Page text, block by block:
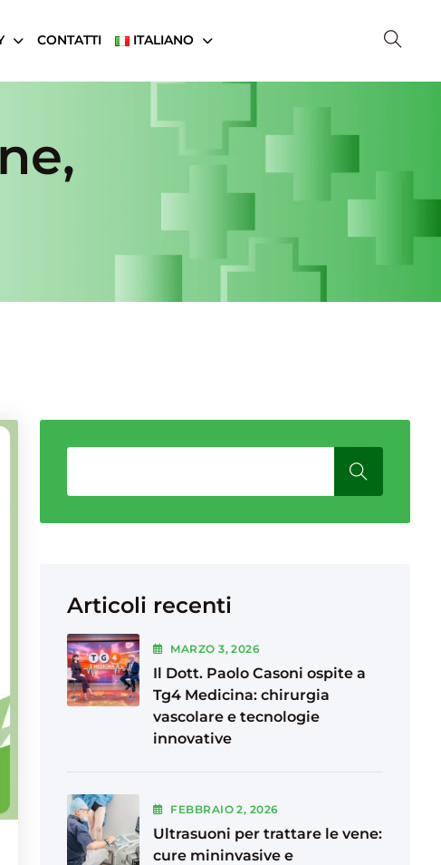
CONTATTI ITALIANO
Articoli recenti
MARZO3, 2026
Il Dott. Paolo Casoni ospite a
Tg4 Medicina: chirurgia
vascolare e tecnologie
innovative
FEBBRAIO2, 2026
Ultrasuoni per trattare le vene:
cure mininvasive e